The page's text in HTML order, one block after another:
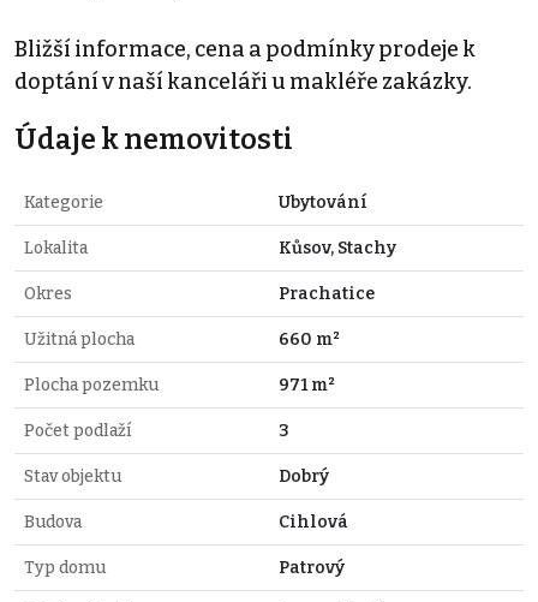
Bližší informace, cena a podmínky prodeje k
doptání v naší kanceláři u makléře zakázky.
Údaje k nemovitosti
Kategorie Ubytování
Lokalita Kůsov, Stachy
Okres Prachatice
Užitná plocha 660 m²
Plocha pozemku 971 m²
Počet podlaží 3
Stav objektu Dobrý
Budova Cihlová
Typ domu Patrový